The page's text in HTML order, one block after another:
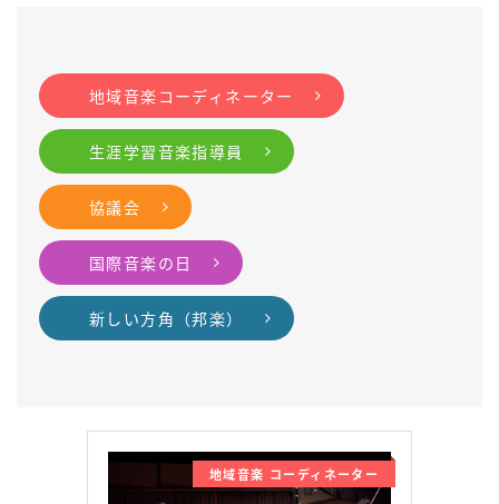
地域音楽コーディネーター
生涯学習音楽指導員
協議会
国際音楽の日
新しい方角（邦楽）
地域音楽 コーディネーター